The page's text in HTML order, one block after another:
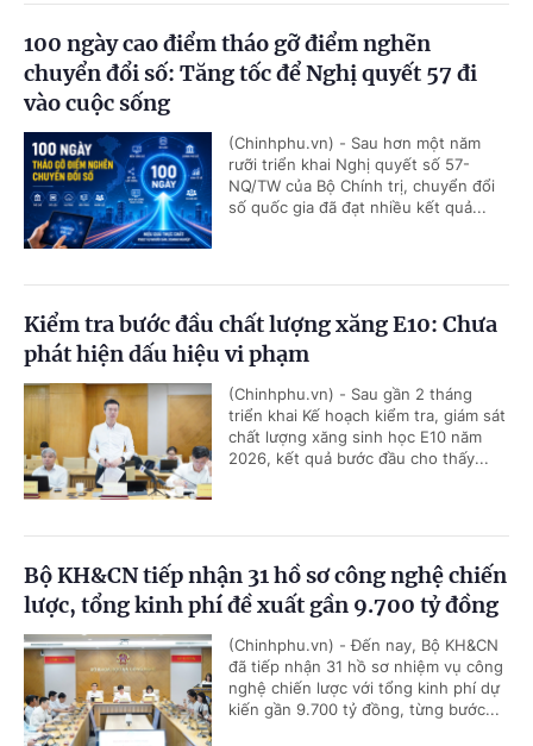
100 ngày cao điểm tháo gỡ điểm nghẽn
chuyển đổi số: Tăng tốc để Nghị quyết 57 đi
vào cuộc sống
(Chinhphu.vn) - Sau hơn một năm
rưỡi triển khai Nghị quyết số 57-
NQ/TW của Bộ Chính trị, chuyển đổi
số quốc gia đã đạt nhiều kết quả...
Kiểm tra bước đầu chất lượng xăng E10: Chưa
phát hiện dấu hiệu vi phạm
(Chinhphu.vn) - Sau gần 2 tháng
triển khai Kế hoạch kiểm tra, giám sát
chất lượng xăng sinh học E10 năm
2026, kết quả bước đầu cho thấy...
Bộ KH&CN tiếp nhận 31 hồ sơ công nghệ chiến
lược, tổng kinh phí đề xuất gần 9.700 tỷ đồng
(Chinhphu.vn) - Đến nay, Bộ KH&CN
đã tiếp nhận 31 hồ sơ nhiệm vụ công
nghệ chiến lược với tổng kinh phí dự
kiến gần 9.700 tỷ đồng, từng bước...